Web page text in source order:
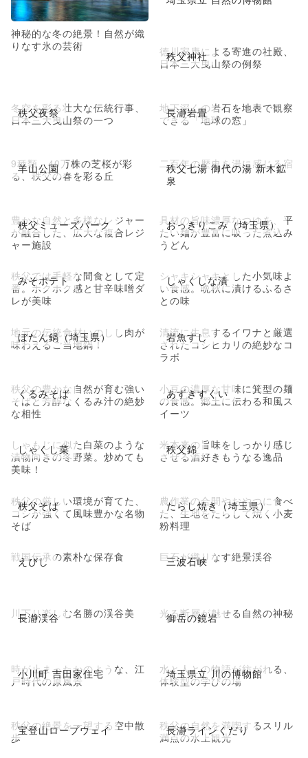
神秘的な冬の絶景！自然が織
りなす氷の芸術
秩父神社
徳川家康による寄進の社殿、
日本三大曳山祭の例祭
秩父夜祭
冬空を彩る壮大な伝統行事、
日本三大曳山祭の一つ
長瀞岩畳
地下深くの岩石を地表で観察
できる「地球の窓」
羊山公園
9種類、40万株の芝桜が彩
る、秩父の春を彩る丘
秩父七湯 御代の湯 新木鉱
泉
二百年の歴史を湯に感じる宿
秩父ミューズパーク
豊かな自然と多様なレジャー
が融合した、広大な複合レジ
ャー施設
おっきりこみ（埼玉県）
具材の旨味濃厚なつゆを、平
たい麺が豊富に吸った煮込み
うどん
みそポテト
秩父では手軽な間食として定
番。ホクホク感と甘辛味噌ダ
レが美味
しゃくしな漬
シャキシャキとした小気味よ
い食感。晩秋に漬けるふるさ
との味
ぼたん鍋（埼玉県）
地元の伝統食材いのしし肉が
味わえるご当地鍋！
岩魚すし
清流に生息するイワナと厳選
されたコシヒカリの絶妙なコ
ラボ
くるみそば
秩父の豊かな自然が育む強い
そばと芳醇なくるみ汁の絶妙
な相性
あずきすくい
小豆の濃厚な甘味に箕型の麺
の食感。郷土に伝わる和風ス
イーツ
しゃくし菜
しゃもじに似た白菜のような
漬物向きの冬野菜。炒めても
美味！
秩父錦
米本来の旨味をしっかり感じ
させる酒好きもうなる逸品
秩父そば
秩父の厳しい環境が育てた、
コシが強くて風味豊かな名物
そば
たらし焼き（埼玉県）
農作業の合間やおやつに食べ
た、生地をたらして焼く小麦
粉料理
えびし
戦国伝承の素朴な保存食 三波石峡
巨石が織りなす絶景渓谷
長瀞渓谷
川下り楽しむ名勝の渓谷美 御岳の鏡岩
光る断層が魅せる自然の神秘
小川町 吉田家住宅
時が止まったかのような、江
戸時代の原風景
埼玉県立 川の博物館
水と人との物語が紡がれる、
体験型の学びの場
宝登山ロープウェイ
秩父の絶景を一望する空中散
歩
長瀞ラインくだり
秩父の自然を満喫するスリル
満点の水上観光